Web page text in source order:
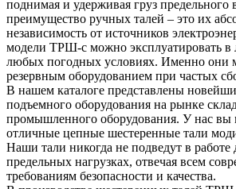
поднимая и удерживая груз предельного
преимущество ручных талей – это их
независимость от источников
модели ТРШ-с можно эксплуатировать в
любых погодных условиях. Именно они
резервным оборудованием при частых
В нашем каталоге представлены
подъемного оборудования на рынке
промышленного оборудования. У нас вы
отличные цепные шестеренные тали
Наши тали никогда не подведут в работе
предельных нагрузках, отвечая всем
требованиям безопасности и качества.